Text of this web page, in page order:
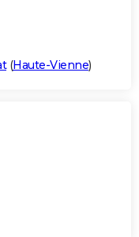
(Haute-Vienne)